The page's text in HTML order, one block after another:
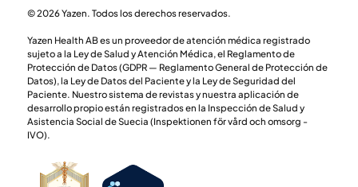
© 2026 Yazen. Todos los derechos reservados.
Yazen Health AB es un proveedor de atención médica registrado
sujeto a la Ley de Salud y Atención Médica, el Reglamento de
Protección de Datos (GDPR — Reglamento General de Protección de
Datos), la Ley de Datos del Paciente y la Ley de Seguridad del
Paciente. Nuestro sistema de revistas y nuestra aplicación de
desarrollo propio están registrados en la Inspección de Salud y
Asistencia Social de Suecia (Inspektionen för vård och omsorg -
IVO).